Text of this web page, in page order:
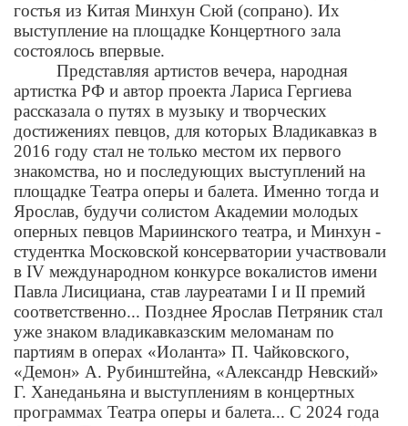
гостья из Китая Минхун Сюй (сопрано). Их
выступление на площадке Концертного зала
состоялось впервые.
Представляя артистов вечера, народная
артистка РФ и автор проекта Лариса Гергиева
рассказала о путях в музыку и творческих
достижениях певцов, для которых Владикавказ в
2016 году стал не только местом их первого
знакомства, но и последующих выступлений на
площадке Театра оперы и балета. Именно тогда и
Ярослав, будучи солистом Академии молодых
оперных певцов Мариинского театра, и Минхун -
студентка Московской консерватории участвовали
в IV международном конкурсе вокалистов имени
Павла Лисициана, став лауреатами I и II премий
соответственно... Позднее Ярослав Петряник стал
уже знаком владикавказским меломанам по
партиям в операх «Иоланта» П. Чайковского,
«Демон» А. Рубинштейна, «Александр Невский»
Г. Ханеданьяна и выступлениям в концертных
программах Театра оперы и балета... С 2024 года